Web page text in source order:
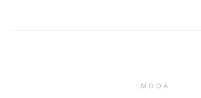
MODA